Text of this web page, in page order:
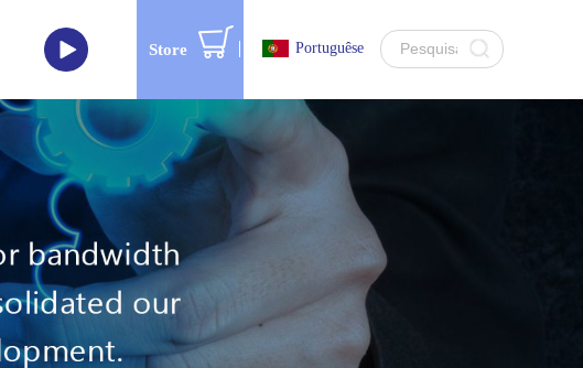
Store Portuguêse